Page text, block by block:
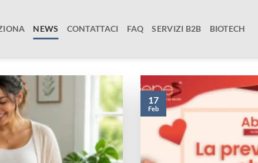
NEWS CONTATTACI FAQ SERVIZI B2B BIOTECH
17
Feb